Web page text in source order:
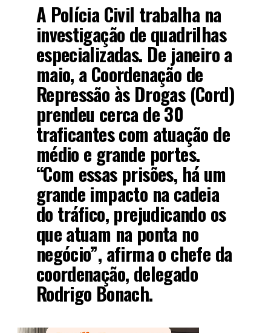
A Polícia Civil trabalha na
investigação de quadrilhas
especializadas. De janeiro a
maio, a Coordenação de
Repressão às Drogas (Cord)
prendeu cerca de 30
traficantes com atuação de
médio e grande portes.
“Com essas prisões, há um
grande impacto na cadeia
do tráfico, prejudicando os
que atuam na ponta no
negócio”, afirma o chefe da
coordenação, delegado
Rodrigo Bonach.